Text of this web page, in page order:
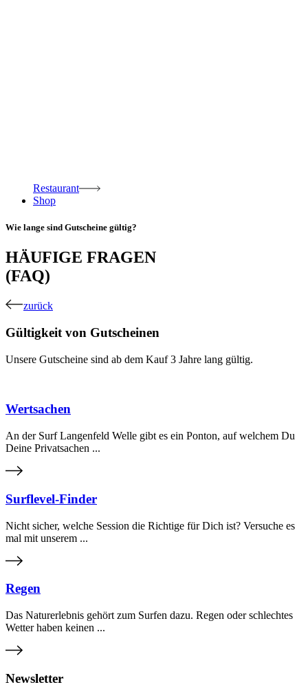
Restaurant
Shop
Wie lange sind Gutscheine gültig?
HÄUFIGE FRAGEN
(FAQ)
zurück
Gültigkeit von Gutscheinen
Unsere Gutscheine sind ab dem Kauf 3 Jahre lang gültig.
Wertsachen
An der Surf Langenfeld Welle gibt es ein Ponton, auf welchem Du
Deine Privatsachen ...
Surflevel-Finder
Nicht sicher, welche Session die Richtige für Dich ist? Versuche es
mal mit unserem ...
Regen
Das Naturerlebnis gehört zum Surfen dazu. Regen oder schlechtes
Wetter haben keinen ...
Newsletter